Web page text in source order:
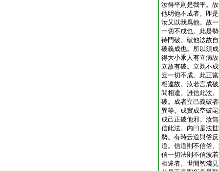
汝得平則是我平。
他明他不成者。即
汝又以我爲他。故
一切不成也。此是
待門破。破他法故
破義成也。所以須
得大小乘人有立病
立故有破。立既不
云一切不成。此正
相違故。汝若言成
間相違。誰信此法
破。成者立己義破
異等。成實成空破
成己正破他邪。汝
信此法。内曰是法
勢。有時云道與俗
道。信道則不信俗
信一切法則不信波
相違者。世間智淺